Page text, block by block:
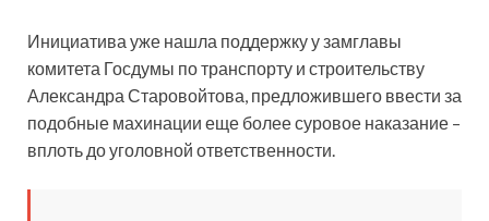
Инициатива уже нашла поддержку у замглавы
комитета Госдумы по транспорту и строительству
Александра Старовойтова, предложившего ввести за
подобные махинации еще более суровое наказание –
вплоть до уголовной ответственности.